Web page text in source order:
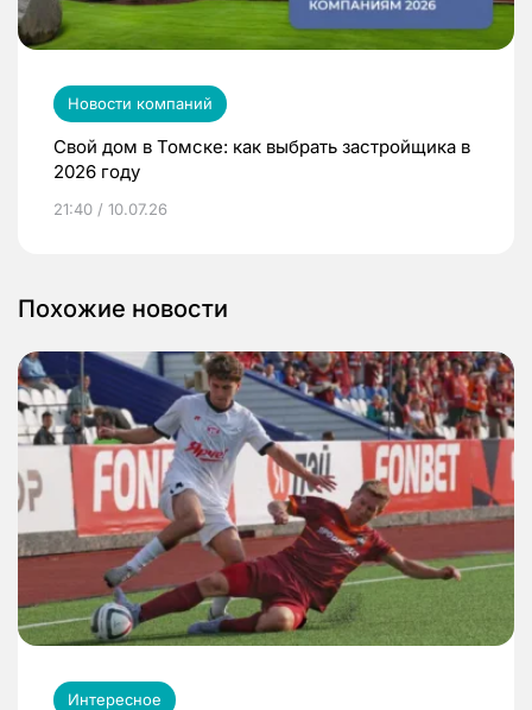
Новости компаний
Свой дом в Томске: как выбрать застройщика в
2026 году
21:40 / 10.07.26
Похожие новости
Интересное